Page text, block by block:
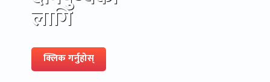
लागि
क्लिक गर्नुहोस्